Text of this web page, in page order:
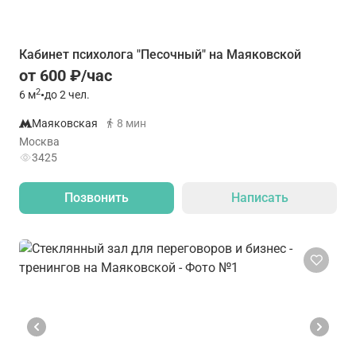
Кабинет психолога "Песочный" на Маяковской
от 600 ₽/час
6 м2•до 2 чел.
Маяковская
8 мин
Москва
3425
Позвонить Написать